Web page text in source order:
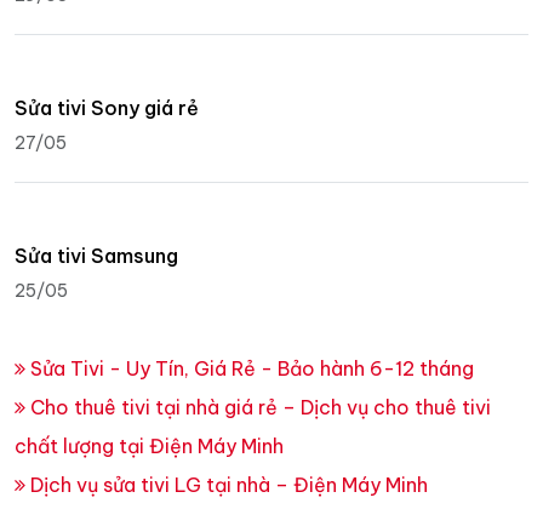
Sửa tivi Sony giá rẻ
27/05
Sửa tivi Samsung
25/05
Sửa Tivi - Uy Tín, Giá Rẻ - Bảo hành 6-12 tháng
Cho thuê tivi tại nhà giá rẻ – Dịch vụ cho thuê tivi
chất lượng tại Điện Máy Minh
Dịch vụ sửa tivi LG tại nhà – Điện Máy Minh